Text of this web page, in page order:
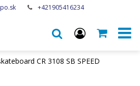
+421905416234
CR 3108 SB SPEED